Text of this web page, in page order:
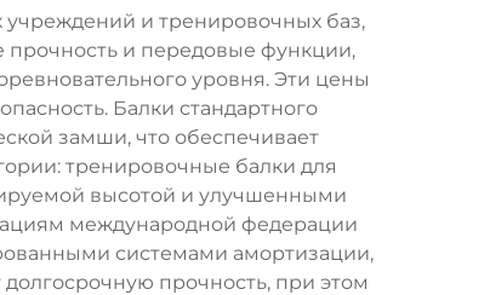
учреждений и тренировочных баз,
прочность и передовые функции,
уровня. Эти цены
Балки стандартного
замши, что обеспечивает
тренировочные балки для
высотой и улучшенными
международной федерации
системами амортизации,
прочность, при этом